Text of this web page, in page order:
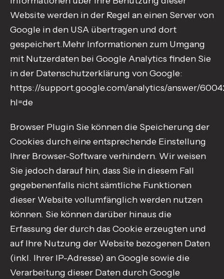
Website werden in der Regel an einen Server von
Google in den USA übertragen und dort
gespeichert.Mehr Informationen zum Umgang
mit Nutzerdaten bei Google Analytics finden Sie
in der Datenschutzerklärung von Google:
https://support.google.com/analytics/answer/
hl=de
Browser Plugin Sie können die Speicherung der
Cookies durch eine entsprechende Einstellung
Ihrer Browser-Software verhindern. Wir weisen
Sie jedoch darauf hin, dass Sie in diesem Fall
gegebenenfalls nicht sämtliche Funktionen
dieser Website vollumfänglich werden nutzen
können. Sie können darüber hinaus die
Erfassung der durch das Cookie erzeugten und
auf Ihre Nutzung der Website bezogenen Daten
(inkl. Ihrer IP-Adresse) an Google sowie die
Verarbeitung dieser Daten durch Google